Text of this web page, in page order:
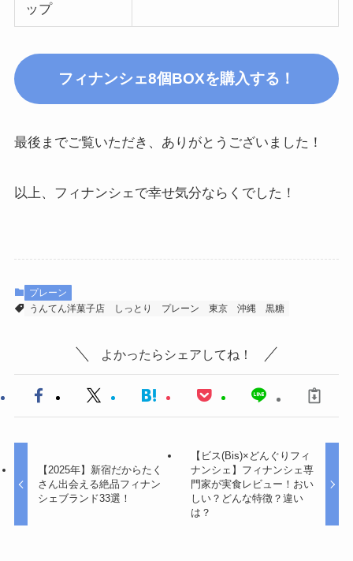
ップ
フィナンシェ8個BOXを購入する！
最後までご覧いただき、ありがとうございました！
以上、フィナンシェで幸せ気分ならくでした！
プレーン
うんてん洋菓子店
しっとり プレーン 東京 沖縄 黒糖
よかったらシェアしてね！
【2025年】新宿だからたく
さん出会える絶品フィナン
シェブランド33選！
【ビス(Bis)×どんぐりフィ
ナンシェ】フィナンシェ専
門家が実食レビュー！おい
しい？どんな特徴？違い
は？